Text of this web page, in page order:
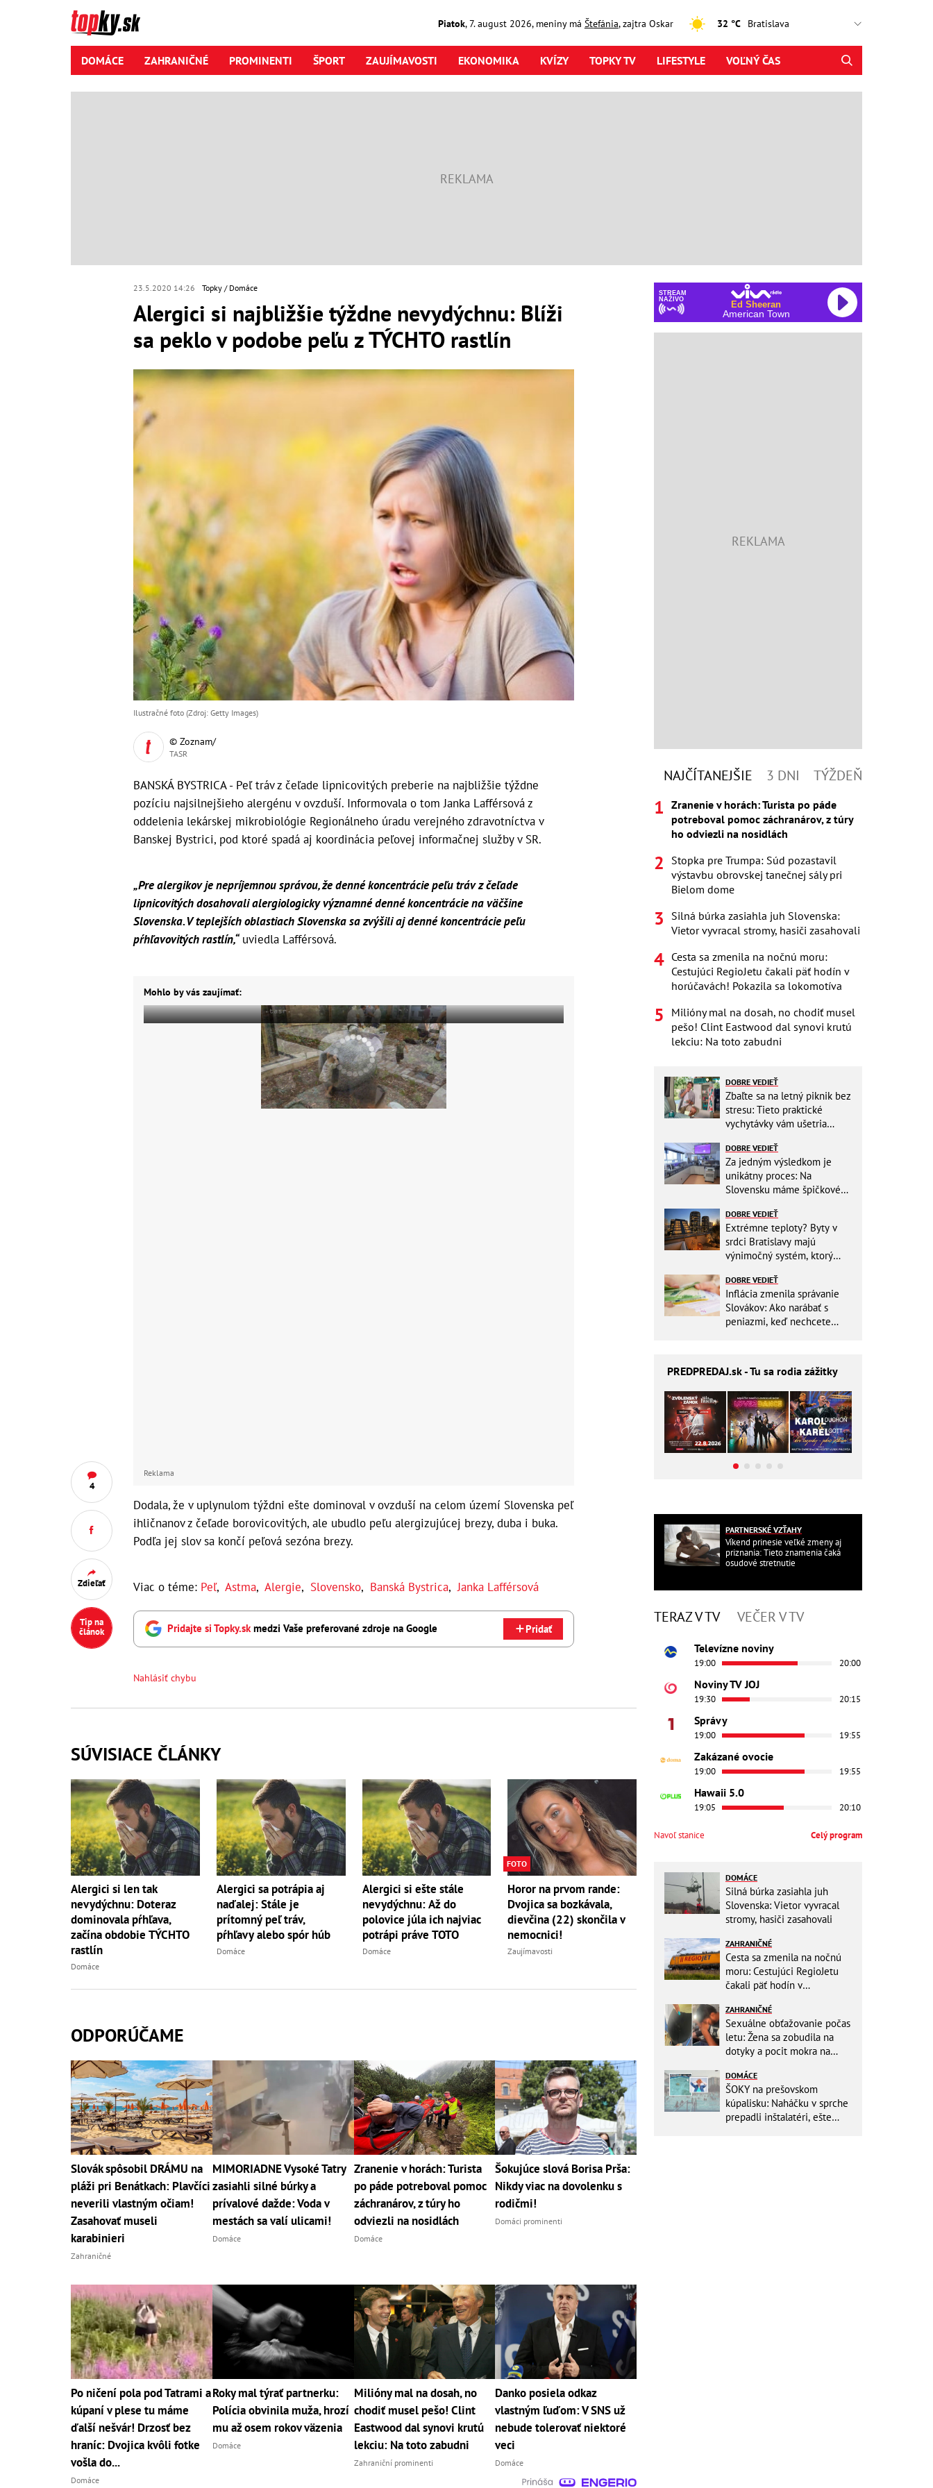
Piatok,7. august2026, meniny má Štefánia, zajtra Oskar 32 °C
DOMÁCE ZAHRANIČNÉ PROMINENTI ŠPORT ZAUJÍMAVOSTI EKONOMIKA KVÍZY TOPKY TV LIFESTYLE VOĽNÝ ČAS
23.5.2020 14:26 Topky Domáce
Alergici si najbližšie týždne nevydýchnu: Blíži
sa peklo v podobe peľu z TÝCHTO rastlín
4
Zdieľať
Tip na
článok
Ilustračné foto (Zdroj: Getty Images)
© Zoznam/
TASR
BANSKÁ BYSTRICA - Peľ tráv z čeľade lipnicovitých preberie na najbližšie týždne
pozíciu najsilnejšieho alergénu v ovzduší. Informovala o tom Janka Lafférsová z
oddelenia lekárskej mikrobiológie Regionálneho úradu verejného zdravotníctva v
Banskej Bystrici, pod ktoré spadá aj koordinácia peľovej informačnej služby v SR.
„Pre alergikov je nepríjemnou správou, že denné koncentrácie peľu tráv z čeľade
lipnicovitých dosahovali alergiologicky významné denné koncentrácie na väčšine
Slovenska. V teplejších oblastiach Slovenska sa zvýšili aj denné koncentrácie peľu
pŕhľavovitých rastlín,“uviedla Lafférsová.
Mohlo by vás zaujímať:
Reklama
Dodala, že v uplynulom týždni ešte dominoval v ovzduší na celom území Slovenska peľ
ihličnanov z čeľade borovicovitých, ale ubudlo peľu alergizujúcej brezy, duba i buka.
Podľa jej slov sa končí peľová sezóna brezy.
Viac o téme: Peľ, Astma, Alergie, Slovensko, Banská Bystrica,Janka Lafférsová
Pridajte si Topky.skmedzi Vaše preferované zdroje na Google Pridať
Nahlásiť chybu
SÚVISIACE ČLÁNKY
Alergici si len tak
nevydýchnu: Doteraz
dominovala pŕhľava,
začína obdobie TÝCHTO
rastlín
Domáce
Alergici sa potrápia aj
naďalej: Stále je
prítomný peľ tráv,
pŕhľavy alebo spór húb
Domáce
Alergici si ešte stále
nevydýchnu: Až do
polovice júla ich najviac
potrápi práve TOTO
Domáce
FOTO
Horor na prvom rande:
Dvojica sa bozkávala,
dievčina (22) skončila v
nemocnici!
Zaujímavosti
ODPORÚČAME
Slovák spôsobil DRÁMU na
pláži pri Benátkach: Plavčíci
neverili vlastným očiam!
Zasahovať museli
karabinieri
Zahraničné
MIMORIADNE Vysoké Tatry
zasiahli silné búrky a
prívalové dažde: Voda v
mestách sa valí ulicami!
Domáce
Zranenie v horách: Turista
po páde potreboval pomoc
záchranárov, z túry ho
odviezli na nosidlách
Domáce
Šokujúce slová Borisa Prša:
Nikdy viac na dovolenku s
rodičmi!
Domáci prominenti
Po ničení pola pod Tatrami a
kúpaní v plese tu máme
ďalší nešvár! Drzosť bez
hraníc: Dvojica kvôli fotke
vošla do...
Domáce
Roky mal týrať partnerku:
Polícia obvinila muža, hrozí
mu až osem rokov väzenia
Domáce
Milióny mal na dosah, no
chodiť musel pešo! Clint
Eastwood dal synovi krutú
lekciu: Na toto zabudni
Zahraniční prominenti
Danko posiela odkaz
vlastným ľuďom: V SNS už
nebude tolerovať niektoré
veci
Domáce
STREAM
NAŽIVO
Ed Sheeran
American Town
NAJČÍTANEJŠIE 3 DNI TÝŽDEŇ
Zranenie v horách: Turista po páde
potreboval pomoc záchranárov, z túry
ho odviezli na nosidlách
Stopka pre Trumpa: Súd pozastavil
výstavbu obrovskej tanečnej sály pri
Bielom dome
Silná búrka zasiahla juh Slovenska:
Vietor vyvracal stromy, hasiči zasahovali
Cesta sa zmenila na nočnú moru:
Cestujúci RegioJetu čakali päť hodín v
horúčavách! Pokazila sa lokomotíva
Milióny mal na dosah, no chodiť musel
pešo! Clint Eastwood dal synovi krutú
lekciu: Na toto zabudni
DOBRE VEDIEŤ
Zbaľte sa na letný piknik bez
stresu: Tieto praktické
vychytávky vám ušetria
DOBRE VEDIEŤ
Za jedným výsledkom je
unikátny proces: Na
Slovensku máme špičkové
DOBRE VEDIEŤ
Extrémne teploty? Byty v
srdci Bratislavy majú
výnimočný systém, ktorý
DOBRE VEDIEŤ
Inflácia zmenila správanie
Slovákov: Ako narábať s
peniazmi, keď nechcete
PREDPREDAJ.sk - Tu sa rodia zážitky
PARTNERSKÉ VZŤAHY
Víkend prinesie veľké zmeny aj
priznania: Tieto znamenia čaká
osudové stretnutie
TERAZ V TV VEČER V TV
Televízne noviny
19:00 20:00
Noviny TV JOJ
19:30 20:15
Správy
19:00 19:55
Zakázané ovocie
19:00 19:55
Hawaii 5.0
19:05 20:10
Navoľ stanice Celý program
DOMÁCE
Silná búrka zasiahla juh
Slovenska: Vietor vyvracal
stromy, hasiči zasahovali
ZAHRANIČNÉ
Cesta sa zmenila na nočnú
moru: Cestujúci RegioJetu
čakali päť hodín v
lokomotíva
ZAHRANIČNÉ
Sexuálne obťažovanie počas
letu: Žena sa zobudila na
dotyky a pocit mokra na
priznal
DOMÁCE
ŠOKY na prešovskom
kúpalisku: Naháčku v sprche
prepadli inštalatéri, ešte